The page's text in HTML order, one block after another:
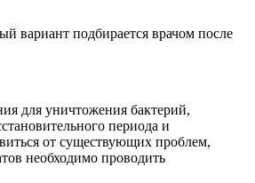
вариант подбирается врачом после
для уничтожения бактерий,
периода и
от существующих проблем,
необходимо проводить